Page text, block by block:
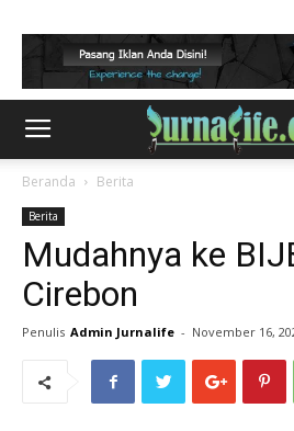
Beranda Berita
Berita
Mudahnya ke
Cirebon
Penulis Admin Jurnalife - November 16,